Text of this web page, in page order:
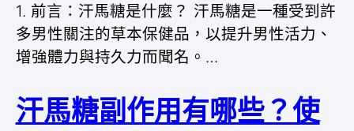
1. 前言：汗馬糖是什麼？ 汗馬糖是一種受到許
多男性關注的草本保健品，以提升男性活力、
增強體力與持久力而聞名。…
汗馬糖副作用有哪些？使